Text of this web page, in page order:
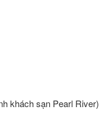
khách sạn Pearl River)